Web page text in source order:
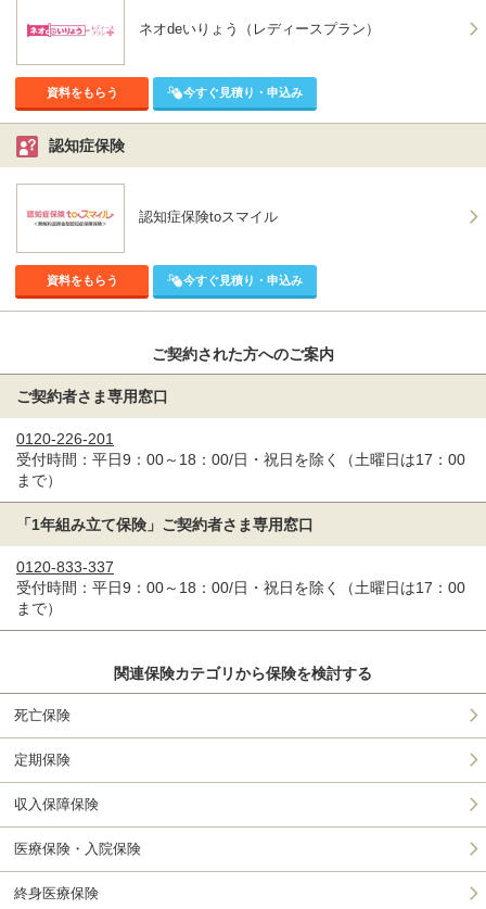
ネオdeいりょう（レディースプラン）
資料をもらう 今すぐ見積り・申込み
認知症保険
認知症保険toスマイル
資料をもらう 今すぐ見積り・申込み
ご契約された方へのご案内
ご契約者さま専用窓口
0120-226-201
受付時間：平日9：00～18：00/日・祝日を除く（土曜日は17：00
まで）
「1年組み立て保険」ご契約者さま専用窓口
0120-833-337
受付時間：平日9：00～18：00/日・祝日を除く（土曜日は17：00
まで）
関連保険カテゴリから保険を検討する
死亡保険
定期保険
収入保障保険
医療保険・入院保険
終身医療保険